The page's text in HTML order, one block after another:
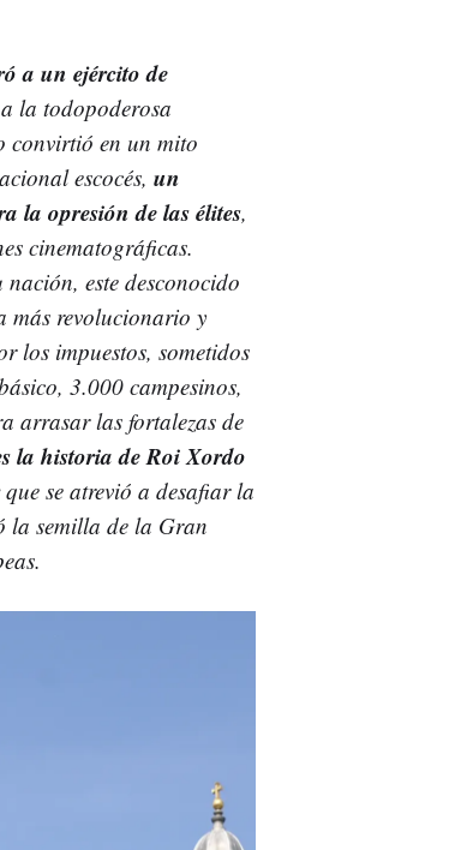
a un ejército de
la todopoderosa
convirtió en un mito
escocés, un
la opresión de las élites,
cinematográficas.
este desconocido
más revolucionario y
los impuestos, sometidos
3.000 campesinos,
arrasar las fortalezas de
la historia de Roi Xordo
que se atrevió a desafiar la
la semilla de la Gran